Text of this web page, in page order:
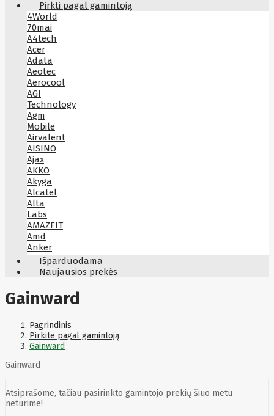
Pirkti pagal gamintoją
4World
70mai
A4tech
Acer
Adata
Aeotec
Aerocool
AGI
Technology
Agm
Mobile
Airvalent
AISINO
Ajax
AKKO
Akyga
Alcatel
Alta
Labs
AMAZFIT
Amd
Anker
Antec
Aoc
Apc
Apollo
Aqara
Arctic
Armac
ASM
Assmann
ASSMANN
Išparduodama
Naujausios prekės
Gainward
Pagrindinis
Pirkite pagal gamintoją
Gainward
Gainward
Atsiprašome, tačiau pasirinkto gamintojo prekių šiuo metu
neturime!